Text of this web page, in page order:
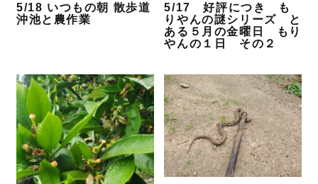
5/18 いつもの朝 散歩道
沖池と農作業
5/17 好評につき も
りやんの謎シリーズ と
ある５月の金曜日 もり
やんの１日 その２